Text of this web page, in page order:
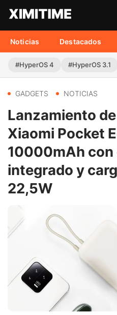
Noticias Destacados
#HyperOS 4 #HyperOS 3.1
GADGETS NOTICIAS
Lanzamiento
Xiaomi Pocket
10000mAh con
integrado y
22,5W